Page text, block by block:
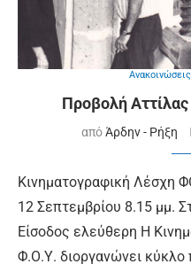
Ανακοινώσεις
Προβολή
απόΆρδην - Ρήξη
Κινηματογραφική Λέσχη
12 Σεπτεμβρίου 8.15 μμ.
Είσοδος ελεύθερη Η
Φ.Ο.Υ. διοργανώνει